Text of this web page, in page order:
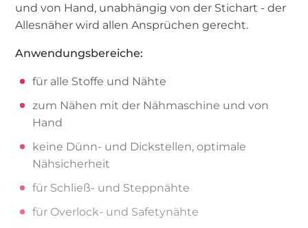
und von Hand, unabhängig von der Stichart - der
Allesnäher wird allen Ansprüchen gerecht.
Anwendungsbereiche:
für alle Stoffe und Nähte
zum Nähen mit der Nähmaschine und von
Hand
keine Dünn- und Dickstellen, optimale
Nähsicherheit
für Schließ- und Steppnähte
für Overlock- und Safetynähte